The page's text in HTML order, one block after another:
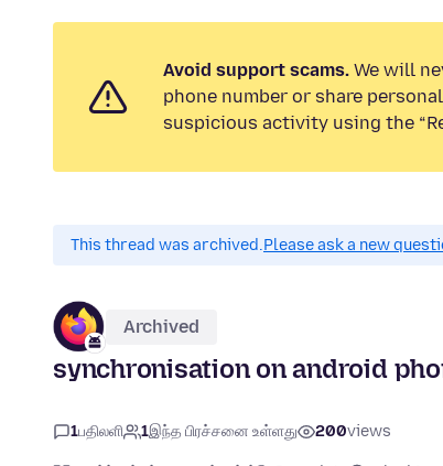
Avoid support scams. We will
phone number or share
suspicious activity using the
This thread was archived.Please ask a new
Archived
synchronisation on android
1பதிலளி 1இந்த பிரச்சனை உள்ளது 200views